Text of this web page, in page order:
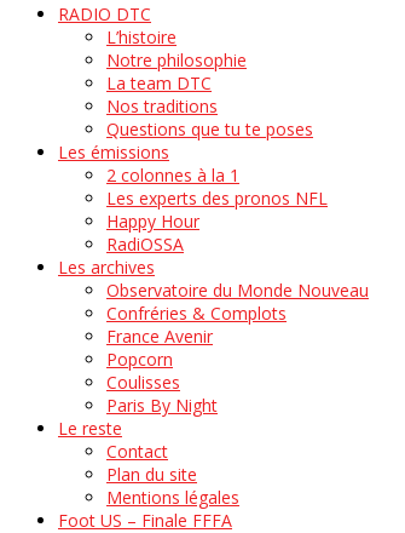
RADIO DTC
L’histoire
Notre philosophie
La team DTC
Nos traditions
Questions que tu te poses
Les émissions
2 colonnes à la 1
Les experts des pronos NFL
Happy Hour
RadiOSSA
Les archives
Observatoire du Monde Nouveau
Confréries & Complots
France Avenir
Popcorn
Coulisses
Paris By Night
Le reste
Contact
Plan du site
Mentions légales
Foot US – Finale FFFA